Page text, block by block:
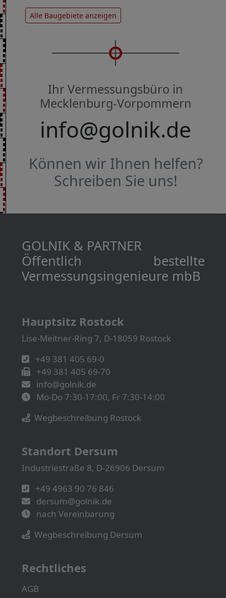
Alle Baugebiete anzeigen
Ihr Vermessungsbüro in
Mecklenburg-Vorpommern
info@golnik.de
Können wir Ihnen helfen?
Schreiben Sie uns!
GOLNIK & PARTNER
Öffentlich bestellte
Vermessungs­­ingenieure mbB
Hauptsitz Rostock
Lise-Meitner-Ring 7, D-18059 Rostock
+49 381 405 69-0
+49 381 405 69-70
info@golnik.de
Mo-Do 7:30-17:00, Fr 7:30-14:00
Wegbeschreibung Rostock
Standort Dersum
Industriestraße 8, D-26906 Dersum
+49 4963 90 76 846
dersum@golnik.de
nach Vereinbarung
Wegbeschreibung Dersum
Rechtliches
AGB